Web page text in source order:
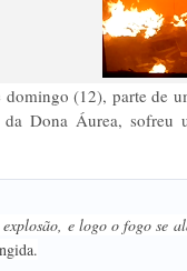
(12), parte de
Dona Áurea,
e logo o fogo se